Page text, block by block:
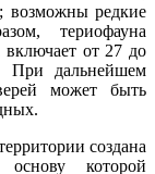
возможны редкие
териофауна
включает от 27 до
При дальнейшем
может быть
создана
основу которой